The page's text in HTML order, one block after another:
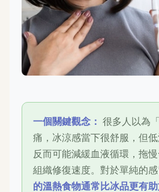
一個關鍵觀念： 很多人以為
痛，冰涼感當下很舒服，但
反而可能減緩血液循環，拖
組織修復速度。對於單純的感
的溫熱食物通常比冰品更有